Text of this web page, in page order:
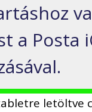
a Posta
letöltve